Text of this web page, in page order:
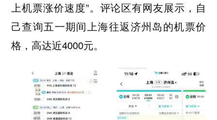
上机票涨价速度”。评论区有网友展示，自
己查询五一期间上海往返济州岛的机票价
格，高达近4000元。